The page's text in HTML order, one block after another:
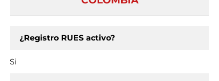
¿Registro RUES activo?
Si